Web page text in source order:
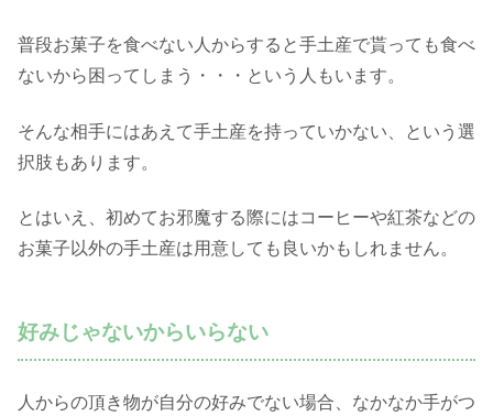
普段お菓子を食べない人からすると手土産で貰っても食べ
ないから困ってしまう・・・という人もいます。
そんな相手にはあえて手土産を持っていかない、という選
択肢もあります。
とはいえ、初めてお邪魔する際にはコーヒーや紅茶などの
お菓子以外の手土産は用意しても良いかもしれません。
好みじゃないからいらない
人からの頂き物が自分の好みでない場合、なかなか手がつ